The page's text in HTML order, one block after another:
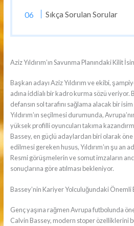
Sıkça Sorulan Sorular
Aziz Yıldırım’ın Savunma Planındaki Kilit
Başkan adayı Aziz Yıldırım ve ekibi,
adına iddialı bir kadro kurma sözü veriyor.
defansın sol tarafını sağlama alacak bir
Yıldırım’ın seçilmesi durumunda,
yüksek profilli oyuncuları takıma
Bassey, en güçlü adaylardan biri olarak
edilmesi gereken husus, Yıldırım’ın şu an
Resmi görüşmelerin ve somut imzaların
sonuçlarına göre atılması bekleniyor.
Bassey’nin Kariyer Yolculuğundaki Önemli
Genç yaşına rağmen Avrupa futbolunda
Calvin Bassey, modern stoper özelliklerini